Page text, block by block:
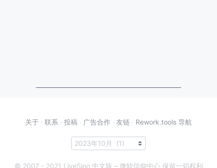
关于 · 联系 · 投稿 · 广告合作 · 友链 · Rework.tools 导航
© 2007 - 2021 LiveSino 中文版 – 微软信仰中心 保留一切权利